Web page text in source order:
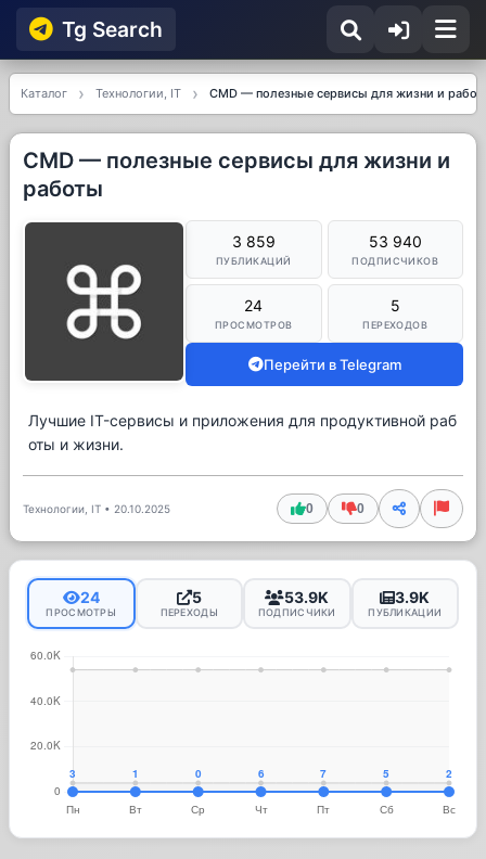
Tg Searсh
Каталог Технологии, IT CMD — полезные сервисы для жизни и
CMD — полезные сервисы для жизни и
работы
3 859
ПУБЛИКАЦИЙ
53 940
ПОДПИСЧИКОВ
24
ПРОСМОТРОВ
5
ПЕРЕХОДОВ
Перейти в Telegram
Лучшие IT-сервисы и приложения для продуктивной раб
оты и жизни.
Технологии, IT • 20.10.2025 0 0
24
ПРОСМОТРЫ
5
ПЕРЕХОДЫ
53.9K
ПОДПИСЧИКИ
3.9K
ПУБЛИКАЦИИ